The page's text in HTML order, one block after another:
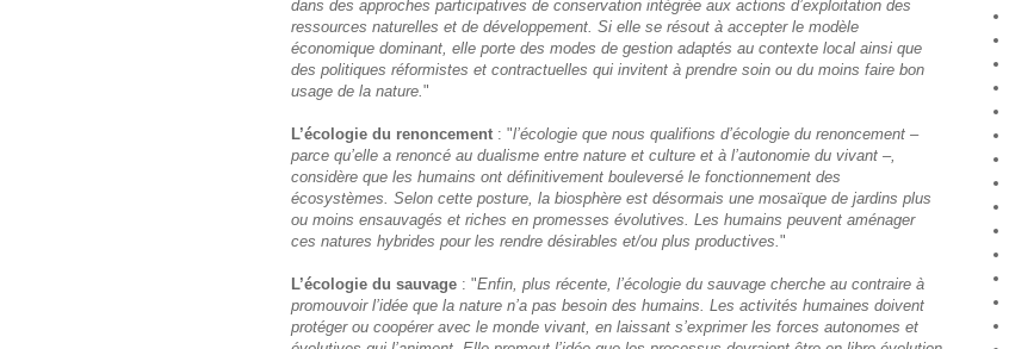
dans des approches participatives de conservation intégrée aux actions d’exploitation des
ressources naturelles et de développement. Si elle se résout à accepter le modèle
économique dominant, elle porte des modes de gestion adaptés au contexte local ainsi que
des politiques réformistes et contractuelles qui invitent à prendre soin ou du moins faire bon
usage de la nature. "
L’écologie du renoncement : "l’écologie que nous qualifions d’écologie du renoncement –
parce qu’elle a renoncé au dualisme entre nature et culture et à l’autonomie du vivant –,
considère que les humains ont définitivement bouleversé le fonctionnement des
écosystèmes. Selon cette posture, la biosphère est désormais une mosaïque de jardins plus
ou moins ensauvagés et riches en promesses évolutives. Les humains peuvent aménager
ces natures hybrides pour les rendre désirables et/ou plus productives. "
L’écologie du sauvage : "Enfin, plus récente, l’écologie du sauvage cherche au contraire à
promouvoir l’idée que la nature n’a pas besoin des humains. Les activités humaines doivent
protéger ou coopérer avec le monde vivant, en laissant s’exprimer les forces autonomes et